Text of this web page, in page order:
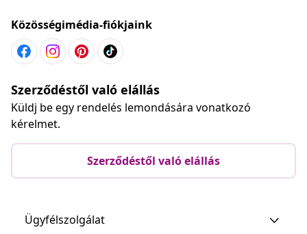
Közösségimédia-fiókjaink
Szerződéstől való elállás
Küldj be egy rendelés lemondására vonatkozó
kérelmet.
Szerződéstől való elállás
Ügyfélszolgálat